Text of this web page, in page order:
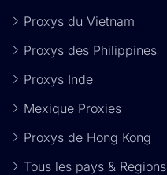
Proxys du Vietnam
Proxys des Philippines
Proxys Inde
Mexique Proxies
Proxys de Hong Kong
Tous les pays & Regions